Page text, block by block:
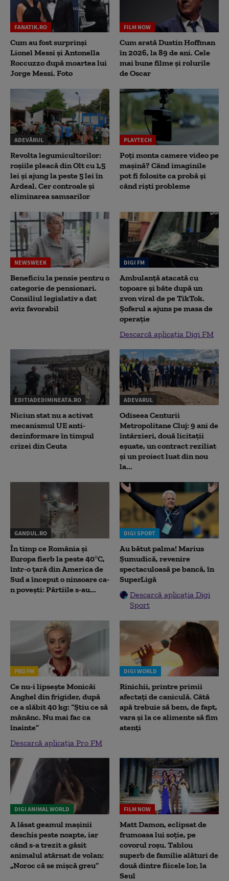
FANATIK.RO
Cum au fost surprinși
Lionel Messi și Antonella
Roccuzzo după moartea lui
Jorge Messi. Foto
FILM NOW
Cum arată Dustin Hoffman
în 2026, la 89 de ani. Cele
mai bune filme și rolurile
de Oscar
ADEVĂRUL
Revolta legumicultorilor:
roșiile pleacă din Olt cu 1,5
lei și ajung la peste 5 lei în
Ardeal. Cer controale și
eliminarea samsarilor
PLAYTECH
Poți monta camere video pe
mașină? Când imaginile
pot fi folosite ca probă și
când riști probleme
NEWSWEEK
Beneficiu la pensie pentru o
categorie de pensionari.
Consiliul legislativ a dat
aviz favorabil
DIGI FM
Ambulanță atacată cu
topoare și bâte după un
zvon viral de pe TikTok.
Șoferul a ajuns pe masa de
operație
Descarcă aplicația Digi FM
EDITIADEDIMINEATA.RO
Niciun stat nu a activat
mecanismul UE anti-
dezinformare în timpul
crizei din Ceuta
ADEVARUL
Odiseea Centurii
Metropolitane Cluj: 9 ani de
întârzieri, două licitații
eșuate, un contract reziliat
și un proiect luat din nou
la...
GANDUL.RO
În timp ce România și
Europa fierb la peste 40°C,
într-o țară din America de
Sud a început o ninsoare ca-
n povești: Pârtiile s-au...
DIGI SPORT
Au bătut palma! Marius
Șumudică, revenire
spectaculoasă pe bancă, în
SuperLigă
Descarcă aplicația Digi
Sport
PRO FM
Ce nu-i lipsește Monicăi
Anghel din frigider, după
ce a slăbit 40 kg: “Știu ce să
mănânc. Nu mai fac ca
înainte”
Descarcă aplicația Pro FM
DIGI WORLD
Rinichii, printre primii
afectați de caniculă. Câtă
apă trebuie să bem, de fapt,
vara și la ce alimente să fim
atenți
DIGI ANIMAL WORLD
A lăsat geamul mașinii
deschis peste noapte, iar
când s-a trezit a găsit
animalul atârnat de volan:
„Noroc că se mișcă greu”
FILM NOW
Matt Damon, eclipsat de
frumoasa lui soție, pe
covorul roșu. Tablou
superb de familie alături de
două dintre fiicele lor, la
Seul